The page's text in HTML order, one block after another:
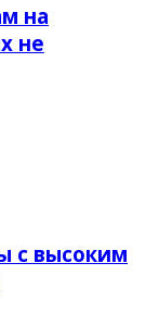
на
не
с высоким